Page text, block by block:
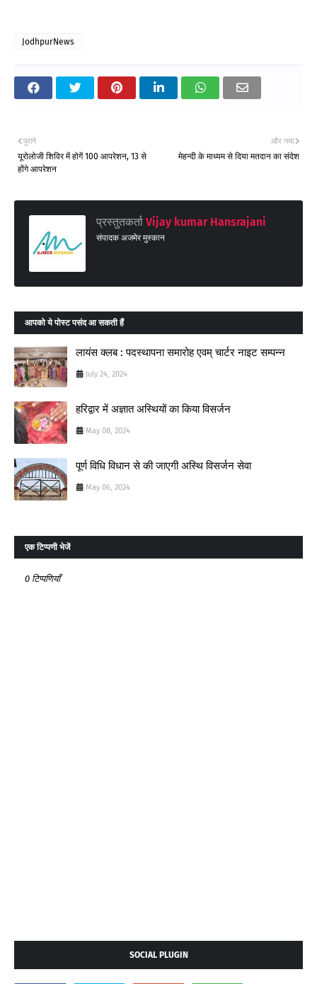
JodhpurNews
और नया
मेहन्दी के माध्यम से दिया मतदान का संदेश
पुराने
यूरोलोजी शिविर में होगें 100 आपरेशन, 13 से
होंगे आपरेशन
प्रस्तुतकर्ता Vijay kumar Hansrajani
संपादक अजमेर मुस्कान
आपको ये पोस्ट पसंद आ सकती हैं
लायंस क्लब : पदस्थापना समारोह एवम् चार्टर नाइट सम्पन्न
July 24, 2024
हरिद्वार में अज्ञात अस्थियों का किया विसर्जन
May 08, 2024
पूर्ण विधि विधान से की जाएगी अस्थि विसर्जन सेवा
May 06, 2024
एक टिप्पणी भेजें
0 टिप्पणियाँ
SOCIAL PLUGIN